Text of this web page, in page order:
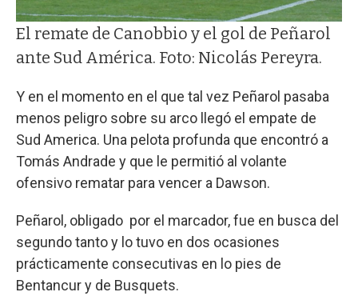
El remate de Canobbio y el gol de Peñarol
ante Sud América. Foto: Nicolás Pereyra.
Y en el momento en el que tal vez Peñarol pasaba
menos peligro sobre su arco llegó el empate de
Sud America. Una pelota profunda que encontró a
Tomás Andrade y que le permitió al volante
ofensivo rematar para vencer a Dawson.
Peñarol, obligado por el marcador, fue en busca del
segundo tanto y lo tuvo en dos ocasiones
prácticamente consecutivas en lo pies de
Bentancur y de Busquets.